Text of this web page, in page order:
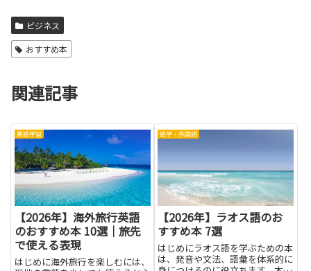
ビジネス
おすすめ本
関連記事
英語学習
【2026年】海外旅行英語
のおすすめ本 10選｜旅先
で使える表現
はじめに海外旅行を楽しむには、
語学・外国語
【2026年】ラオス語のお
すすめ本 7選
はじめにラオス語を学ぶための本
は、発音や文法、語彙を体系的に